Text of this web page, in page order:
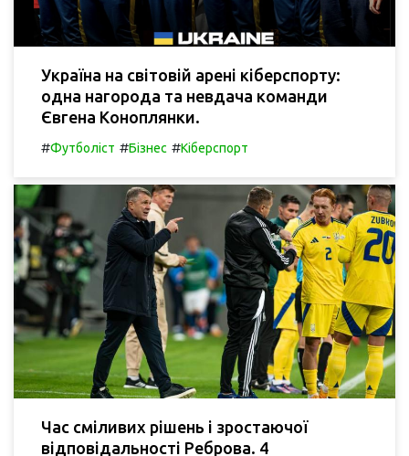
Україна на світовій арені кіберспорту:
одна нагорода та невдача команди
Євгена Коноплянки.
#Футболіст #Бізнес #Кіберспорт
Час сміливих рішень і зростаючої
відповідальності Реброва. 4